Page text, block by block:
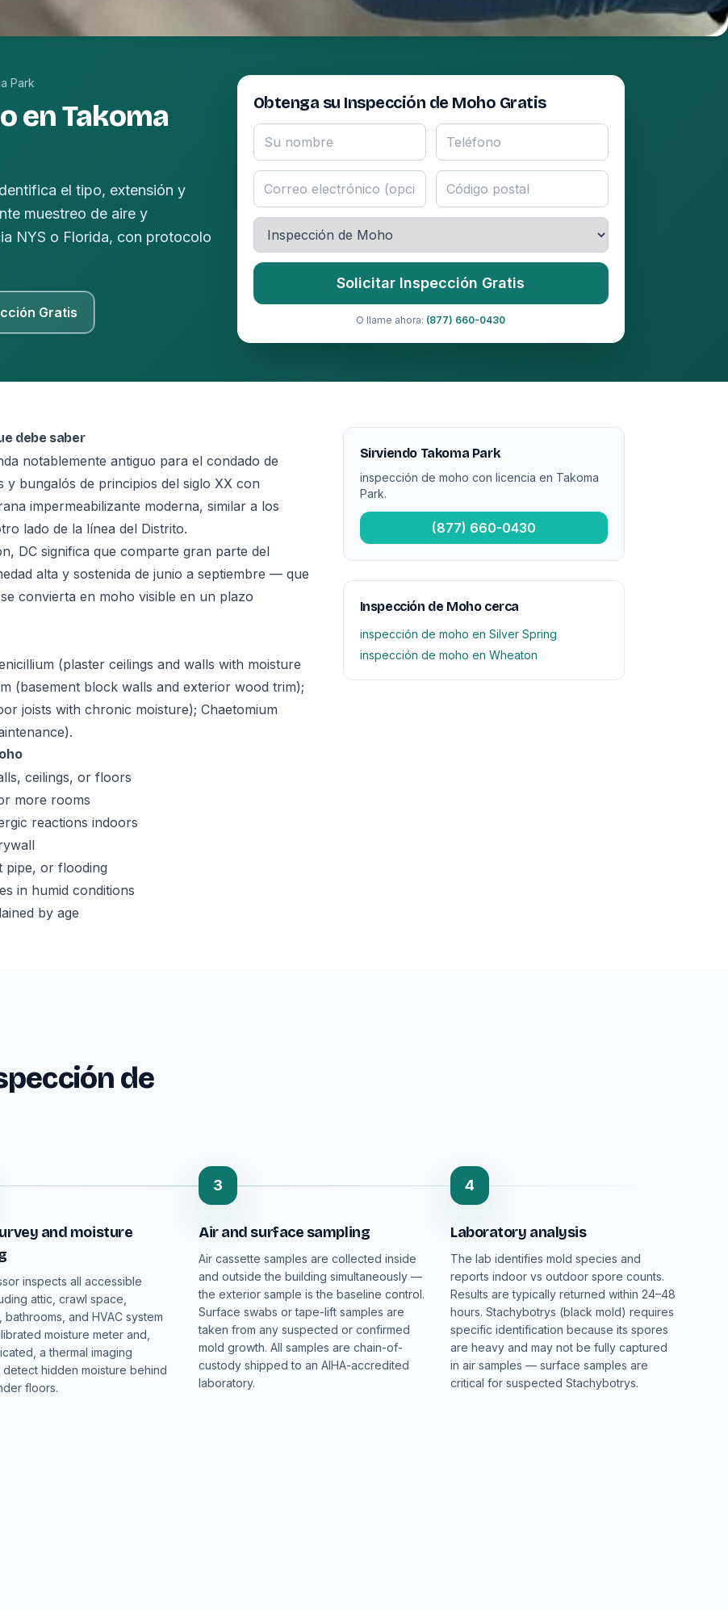
Park
en Takoma
el tipo, extensión y
muestreo de aire y
NYS o Florida, con protocolo
Gratis
Obtenga su Inspección de Moho Gratis
Solicitar Inspección Gratis
O llame ahora: (877) 660-0430
debe saber
notablemente antiguo para el condado de
bungalós de principios del siglo XX con
impermeabilizante moderna, similar a los
lado de la línea del Distrito.
DC significa que comparte gran parte del
alta y sostenida de junio a septiembre — que
convierta en moho visible en un plazo
(plaster ceilings and walls with moisture
(basement block walls and exterior wood trim);
joists with chronic moisture); Chaetomium
ceilings, or floors
more rooms
reactions indoors
or flooding
in humid conditions
by age
Sirviendo Takoma Park
inspección de moho con licencia en Takoma
Park.
(877) 660-0430
Inspección de Moho cerca
inspección de moho en Silver Spring
inspección de moho en Wheaton
de
and moisture
inspects all accessible
attic, crawl space,
bathrooms, and HVAC system
moisture meter and,
a thermal imaging
detect hidden moisture behind
floors.
3
Air and surface sampling
Air cassette samples are collected inside
and outside the building simultaneously —
the exterior sample is the baseline control.
Surface swabs or tape-lift samples are
taken from any suspected or confirmed
mold growth. All samples are chain-of-
custody shipped to an AIHA-accredited
laboratory.
4
Laboratory analysis
The lab identifies mold species and
reports indoor vs outdoor spore counts.
Results are typically returned within 24–48
hours. Stachybotrys (black mold) requires
specific identification because its spores
are heavy and may not be fully captured
in air samples — surface samples are
critical for suspected Stachybotrys.